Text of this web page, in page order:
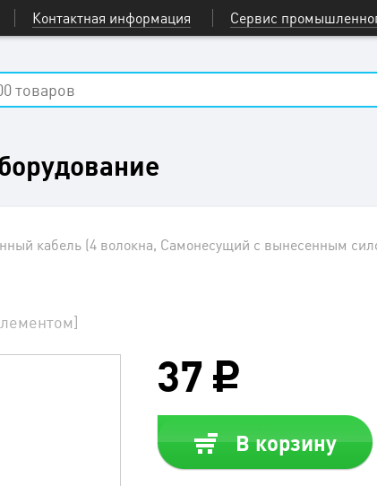
Контактная информация Сервис
кабель (4 волокна, Самонесущий с вынесенным
37
В корзину